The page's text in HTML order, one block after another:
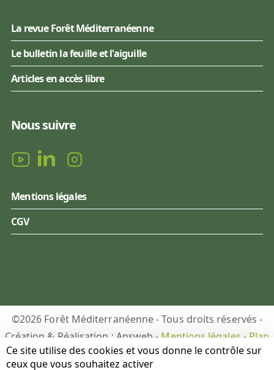
La revue Forêt Méditerranéenne
Le bulletin la feuille et l'aiguille
Articles en accès libre
Nous suivre
Mentions légales
CGV
©2026 Forêt Méditerranéenne - Tous droits réservés -
Création & Réalisation : Answeb - Mentions légales - Plan
du site-Gestion des cookies
Ce site utilise des cookies et vous donne le contrôle sur
ceux que vous souhaitez activer